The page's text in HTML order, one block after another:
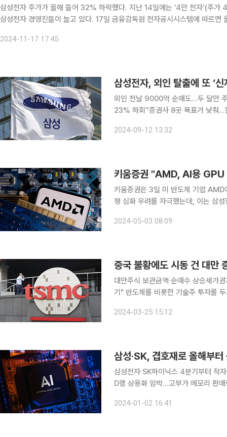
삼성전자 주가가 올해 들어 32% 하락했다. 지난 14일에는 ‘4만 전자’(주가
삼성전자 경영진들이 늘고 있다. 17일 금융감독원 전자공시시스템에 따르면 올해 들어 삼성전자에서 등기임원인 사내외 이사와 미등기임
2024-11-17 17:45
삼성전자, 외인 탈출에 또 ‘
외인 전날 9000억 순매도…두 달만
23% 하회”증권사 8곳 목표가 낮춰…
의 매도세에 ‘신저가’를 연이어 쓰는
2024-09-12 13:32
키움증권 "AMD, AI용 GPU
키움증권은 3일 미 반도체 기업
쟁 심화 우려를 자극했는데, 이는 삼
처리장치(GPU)의 2024년 매출액
2024-05-03 08:09
중국 불황에도 시동 건 대만
대만주식 보관금액·순매수 상승세가
기" 반도체를 비롯한 기술주 투자를 두고 대만 증시가 국내 투자자 시선을 끌기 시작하는 모습이다.
이된다. 25일 한국예탁결제원에
2024-03-25 15:12
삼성·SK, 겹호재로 올해부터
삼성전자·SK하이닉스 4분기부터 적
D램 상용화 임박…고부가 메모리 판매량↑ 삼성전자와 SK하이닉스가 지난해부터 이어
지난해 4분기부터 본격 회복세에 접
2024-01-02 16:41